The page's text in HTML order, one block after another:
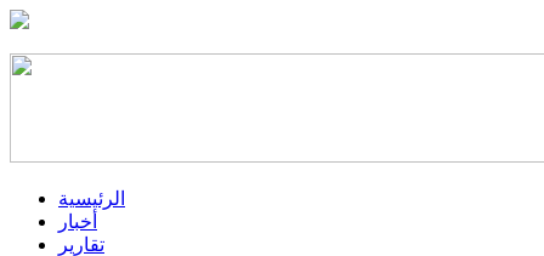
الرئيسية
أخبار
تقارير